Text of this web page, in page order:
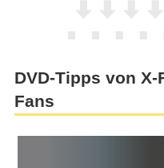
DVD-Tipps von
Fans